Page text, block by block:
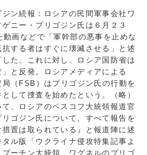
ン続報：ロシアの民間軍事会社ワ
ニー・プリゴジン氏は６月２３
動画などで「軍幹部の悪事を止めな
する者はすぐに壊滅させる」と述
た。これに対し、ロシア国防省は
」と反発。ロシアメディアによる
（FSB）はプリゴジン氏の行動を
して捜査を始めたという。（略）
、ロシアのペスコフ大統領報道官
ゴジン氏について、すべて報告を
置は取られている』と報道陣に述
ル版「ウクライナ侵攻特集記事よ
プーチン大統領、ワグネルのプリゴ